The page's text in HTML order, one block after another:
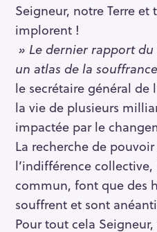
Seigneur, notre Terre et
implorent !
» Le dernier rapport
un atlas de la
le secrétaire général de
la vie de plusieurs
impactée par le
La recherche de
l’indifférence
commun, font que des
souffrent et sont
Pour tout cela